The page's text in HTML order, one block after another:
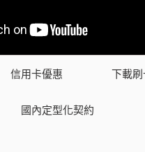
信用卡優惠 下載
國內定型化契約